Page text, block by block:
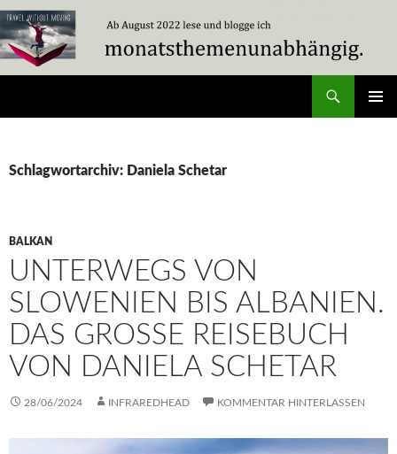
Zum
Inhalt
springen
Schlagwortarchiv: Daniela Schetar
BALKAN
UNTERWEGS VON
SLOWENIEN BIS ALBANIEN.
DAS GROSSE REISEBUCH V
ON DANIELA SCHETAR
28/06/2024 INFRAREDHEAD KOMMENTAR HINTERLASSEN